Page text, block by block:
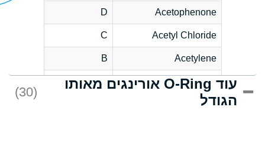
Acetophenone
D
Acetyl Chloride
C
Acetylene
B
Acrlylonitrile
D
Adipic Acid
עוד O-Ring אורינגים מאותו
הגודל
(30)